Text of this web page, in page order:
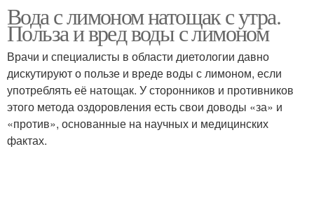
Вода с лимоном натощак с утра.
Польза и вред воды с лимоном
Врачи и специалисты в области диетологии давно
дискутируют о пользе и вреде воды с лимоном, если
употреблять её натощак. У сторонников и противников
этого метода оздоровления есть свои доводы «за» и
«против», основанные на научных и медицинских
фактах.